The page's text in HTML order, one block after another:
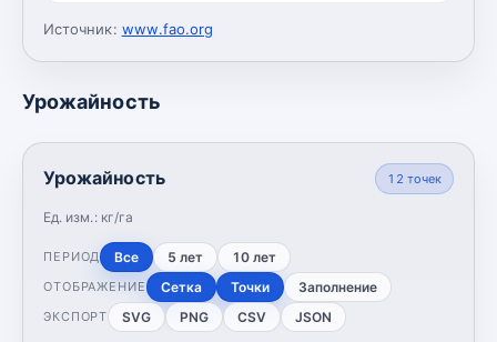
Источник: www.fao.org
Урожайность
Урожайность
Ед. изм.: кг/га
12 точек
ПЕРИОД Все 5 лет 10 лет
ОТОБРАЖЕНИЕ Сетка Точки Заполнение
ЭКСПОРТ SVG PNG CSV JSON